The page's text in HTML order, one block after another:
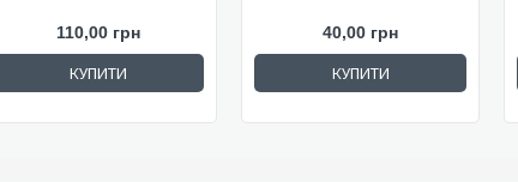
110,00 грн
КУПИТИ
40,00 грн
КУПИТИ